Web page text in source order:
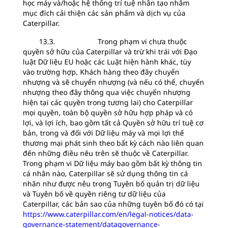
học máy và/hoặc hệ thống trí tuệ nhân tạo nhằm
mục đích cải thiện các sản phẩm và dịch vụ của
Caterpillar.
13.3. Trong phạm vi chưa thuộc
quyền sở hữu của Caterpillar và trừ khi trái với Đạo
luật Dữ liệu EU hoặc các Luật hiện hành khác, tùy
vào trường hợp, Khách hàng theo đây chuyển
nhượng và sẽ chuyển nhượng (và nếu có thể, chuyển
nhượng theo đây thông qua việc chuyển nhượng
hiện tại các quyền trong tương lai) cho Caterpillar
mọi quyền, toàn bộ quyền sở hữu hợp pháp và có
lợi, và lợi ích, bao gồm tất cả Quyền sở hữu trí tuệ cơ
bản, trong và đối với Dữ liệu máy và mọi lợi thế
thương mại phát sinh theo bất kỳ cách nào liên quan
đến những điều nêu trên sẽ thuộc về Caterpillar.
Trong phạm vi Dữ liệu máy bao gồm bất kỳ thông tin
cá nhân nào, Caterpillar sẽ sử dụng thông tin cá
nhân như được nêu trong Tuyên bố quản trị dữ liệu
và Tuyên bố về quyền riêng tư dữ liệu của
Caterpillar, các bản sao của những tuyên bố đó có tại
https://www.caterpillar.com/en/legal-notices/data-
governance-statement/datagovernance-